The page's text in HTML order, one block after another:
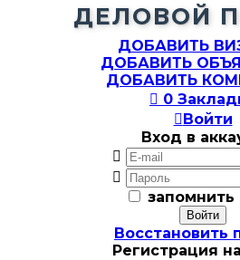
ДЕЛОВОЙ
ДОБАВИТЬ
ДОБАВИТЬ
ДОБАВИТЬ
 0
Войти
Вход в


запомнить
Восстановить
Регистрация